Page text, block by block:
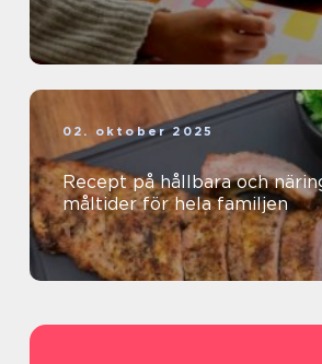
02. oktober 2025
Recept på hållbara och
måltider för hela familjen